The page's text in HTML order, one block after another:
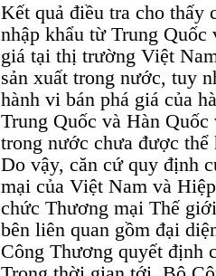
Kết quả điều tra cho thấy
nhập khẩu từ Trung Quốc
giá tại thị trường Việt
sản xuất trong nước, tuy
hành vi bán phá giá của
Trung Quốc và Hàn
trong nước chưa được thể
Do vậy, căn cứ quy định
mại của Việt Nam và
chức Thương mại Thế
bên liên quan gồm đại
Công Thương quyết định